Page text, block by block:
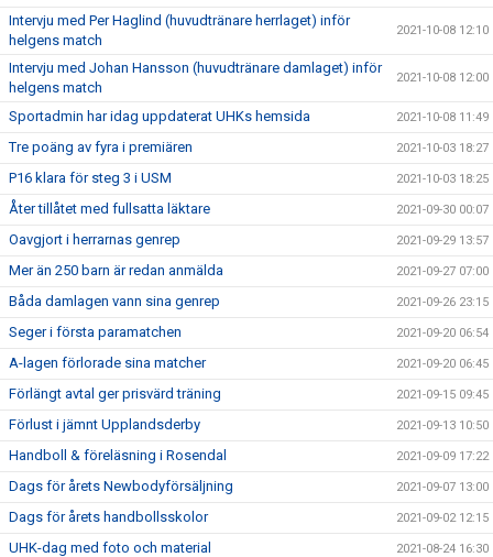
Intervju med Per Haglind (huvudtränare herrlaget) inför
helgens match
2021-10-08 12:10
Intervju med Johan Hansson (huvudtränare damlaget) inför
helgens match
2021-10-08 12:00
Sportadmin har idag uppdaterat UHKs hemsida 2021-10-08 11:49
Tre poäng av fyra i premiären 2021-10-03 18:27
P16 klara för steg 3 i USM 2021-10-03 18:25
Åter tillåtet med fullsatta läktare 2021-09-30 00:07
Oavgjort i herrarnas genrep 2021-09-29 13:57
Mer än 250 barn är redan anmälda 2021-09-27 07:00
Båda damlagen vann sina genrep 2021-09-26 23:15
Seger i första paramatchen 2021-09-20 06:54
A-lagen förlorade sina matcher 2021-09-20 06:45
Förlängt avtal ger prisvärd träning 2021-09-15 09:45
Förlust i jämnt Upplandsderby 2021-09-13 10:50
Handboll & föreläsning i Rosendal 2021-09-09 17:22
Dags för årets Newbodyförsäljning 2021-09-07 13:00
Dags för årets handbollsskolor 2021-09-02 12:15
UHK-dag med foto och material 2021-08-24 16:30